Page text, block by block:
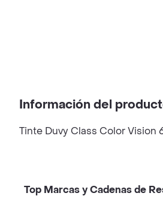
Información del
Tinte Duvy Class Color Vision
Top Marcas y Cadenas de